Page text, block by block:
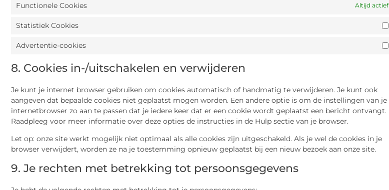
Functionele Cookies Altijd actief
Statistiek Cookies
Advertentie-cookies
8. Cookies in-/uitschakelen en verwijderen
Je kunt je internet browser gebruiken om cookies automatisch of handmatig te verwijderen. Je kunt ook
aangeven dat bepaalde cookies niet geplaatst mogen worden. Een andere optie is om de instellingen van je
internetbrowser zo aan te passen dat je iedere keer dat er een cookie wordt geplaatst een bericht ontvangt.
Raadpleeg voor meer informatie over deze opties de instructies in de Hulp sectie van je browser.
Let op: onze site werkt mogelijk niet optimaal als alle cookies zijn uitgeschakeld. Als je wel de cookies in je
browser verwijdert, worden ze na je toestemming opnieuw geplaatst bij een nieuw bezoek aan onze site.
9. Je rechten met betrekking tot persoonsgegevens